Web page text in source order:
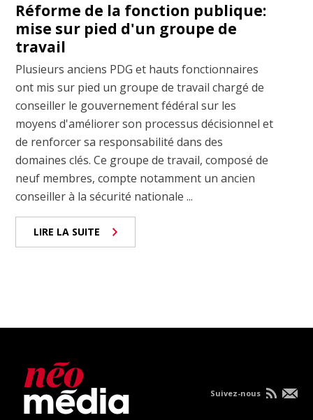
Réforme de la fonction publique:
mise sur pied d'un groupe de
travail
Plusieurs anciens PDG et hauts fonctionnaires
ont mis sur pied un groupe de travail chargé de
conseiller le gouvernement fédéral sur les
moyens d'améliorer son processus décisionnel et
de renforcer sa responsabilité dans des
domaines clés. Ce groupe de travail, composé de
neuf membres, compte notamment un ancien
conseiller à la sécurité nationale ...
LIRE LA SUITE
Suivez-nous